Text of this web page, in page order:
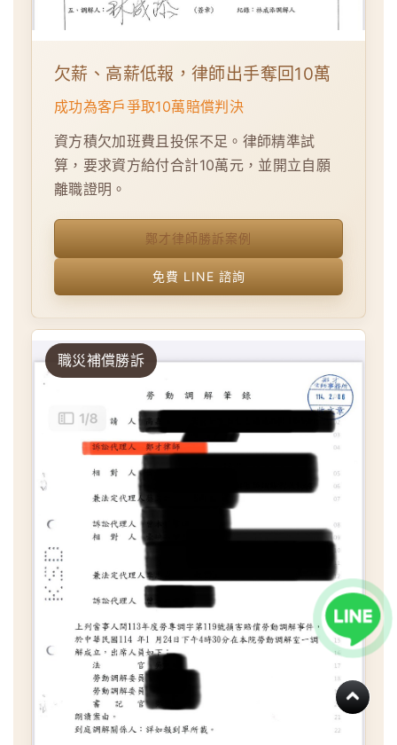
欠薪、高薪低報，律師出手奪回10萬
成功為客戶爭取10萬賠償判決
資方積欠加班費且投保不足。律師精準試
算，要求資方給付合計10萬元，並開立自願
離職證明。
鄭才律師勝訴案例
免費 LINE 諮詢
職災補償勝訴